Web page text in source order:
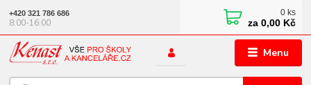
Menu
+420 321 786 686
8:00-16:00
0 ks
za 0,00 Kč